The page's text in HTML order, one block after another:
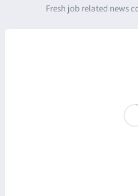
Fresh job related news